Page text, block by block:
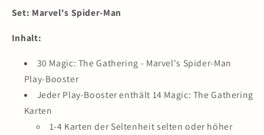
Display
(30
Packs)
DE
Display
(30
Set: Marvel's Spider-Man
Inhalt:
30 Magic: The Gathering - Marvel's Spider-Man
Play-Booster
Jeder Play-Booster enthält 14 Magic: The Gathering
Karten
1-4 Karten der Seltenheit selten oder höher